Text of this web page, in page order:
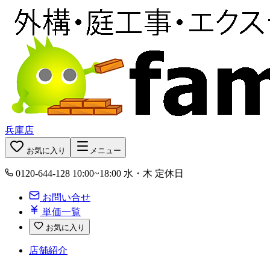
兵庫店
お気に入り メニュー
0120-644-128 10:00~18:00 水・木 定休日
お問い合せ
単価一覧
お気に入り
店舗紹介